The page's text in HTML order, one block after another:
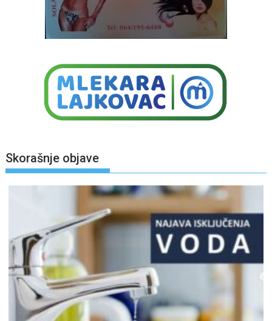
Skorašnje objave